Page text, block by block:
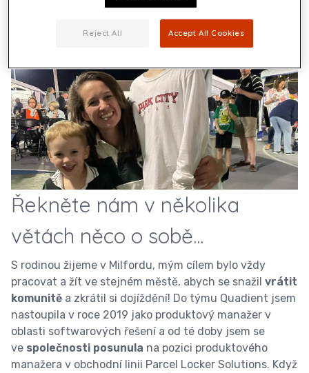
Řekněte nám v několika
větách něco o sobě...
S rodinou žijeme v Milfordu, mým cílem bylo vždy
pracovat a žít ve stejném městě, abych se snažil vrátit
komunitě a zkrátil si dojíždění! Do týmu Quadient jsem
nastoupila v roce 2019 jako produktový manažer v
oblasti softwarových řešení a od té doby jsem se
ve společnosti posunula na pozici produktového
manažera v obchodní linii Parcel Locker Solutions. Když
Reject All Accept All Cookies